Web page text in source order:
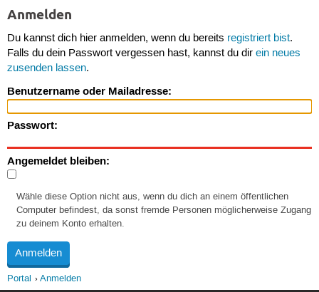
Anmelden
Du kannst dich hier anmelden, wenn du bereits registriert bist.
Falls du dein Passwort vergessen hast, kannst du dir ein neues
zusenden lassen.
Benutzername oder Mailadresse:
Passwort:
Angemeldet bleiben:
Wähle diese Option nicht aus, wenn du dich an einem öffentlichen
Computer befindest, da sonst fremde Personen möglicherweise Zugang
zu deinem Konto erhalten.
Portal Anmelden